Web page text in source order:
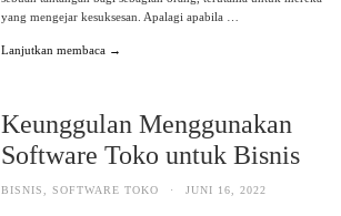
yang mengejar kesuksesan. Apalagi apabila …
Lanjutkan membaca →
Keunggulan Menggunakan
Software Toko untuk Bisnis
BISNIS ,SOFTWARE TOKO · JUNI 16, 2022